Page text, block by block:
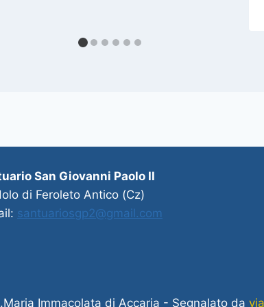
San Giovanni Paolo II
di Feroleto Antico (Cz)
santuariosgp2@gmail.com
Immacolata di Accaria - Segnalato da